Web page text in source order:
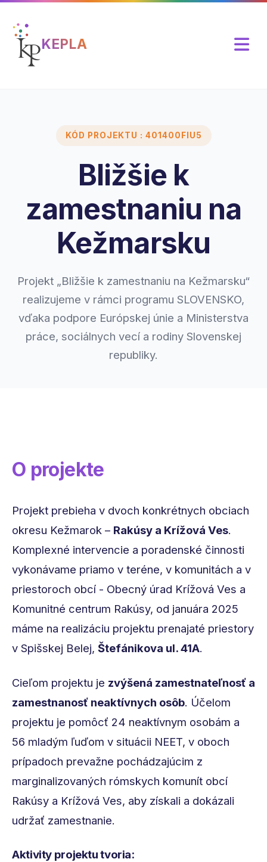
KEPLA
KÓD PROJEKTU : 401400FIU5
Bližšie k
zamestnaniu na
Kežmarsku
Projekt „Bližšie k zamestnaniu na Kežmarsku“
realizujeme v rámci programu SLOVENSKO,
vďaka podpore Európskej únie a Ministerstva
práce, sociálnych vecí a rodiny Slovenskej
republiky.
O projekte
Projekt prebieha v dvoch konkrétnych obciach
okresu Kežmarok – Rakúsy a Krížová Ves.
Komplexné intervencie a poradenské činnosti
vykonávame priamo v teréne, v komunitách a v
priestoroch obcí - Obecný úrad Krížová Ves a
Komunitné centrum Rakúsy, od januára 2025
máme na realizáciu projektu prenajaté priestory
v Spišskej Belej, Štefánikova ul. 41A.
Cieľom projektu je zvýšená zamestnateľnosť a
zamestnanosť neaktívnych osôb. Účelom
projektu je pomôcť 24 neaktívnym osobám a
56 mladým ľuďom v situácii NEET, v oboch
prípadoch prevažne pochádzajúcim z
marginalizovaných rómskych komunít obcí
Rakúsy a Krížová Ves, aby získali a dokázali
udržať zamestnanie.
Aktivity projektu tvoria: